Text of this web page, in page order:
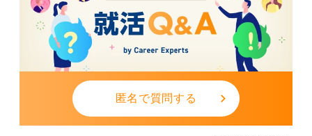
匿名で質問する